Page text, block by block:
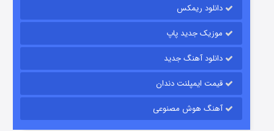
قسمتدانلود ریمکس
موزیک جدید پاپ
دانلود آهنگ جدید
قیمت ایمپلنت دندان
آهنگ هوش مصنوعی